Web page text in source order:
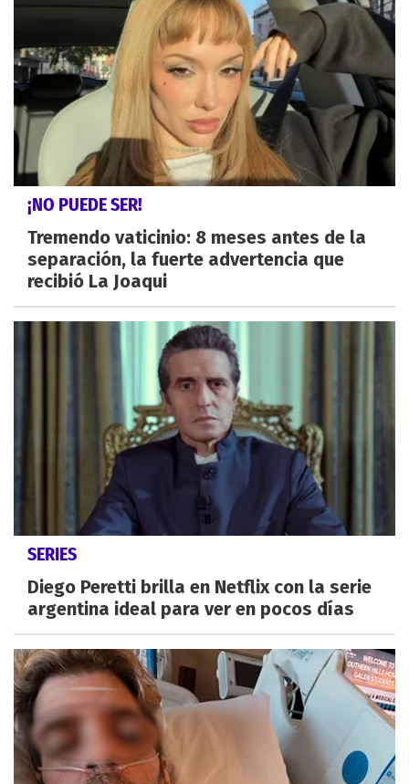
¡NO PUEDE SER!
Tremendo vaticinio: 8 meses antes de la
separación, la fuerte advertencia que
recibió La Joaqui
SERIES
Diego Peretti brilla en Netflix con la serie
argentina ideal para ver en pocos días